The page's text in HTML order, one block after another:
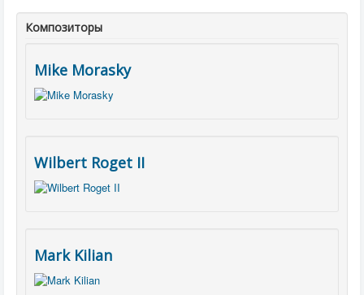
Композиторы
Mike Morasky
Wilbert Roget II
Mark Kilian